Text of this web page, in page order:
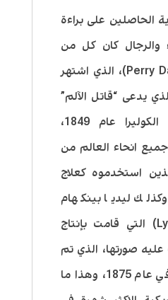
الحاصلين على براءة
والرجال كان كل من
بيري ديفيس (Perry Davis)، الذي اشتهر
يدعى “قاتل الآلم”
خلال تفشي وباء الكوليرا عام 1849،
انحاء العالم من
استخدموه كعلاج
ليديا بينكهام
(Lydia E. Pinkham) التي قامت بإنتاج
صورتها، الذي تم
تسويقه لأول مرة في عام 1875، وهذا ما